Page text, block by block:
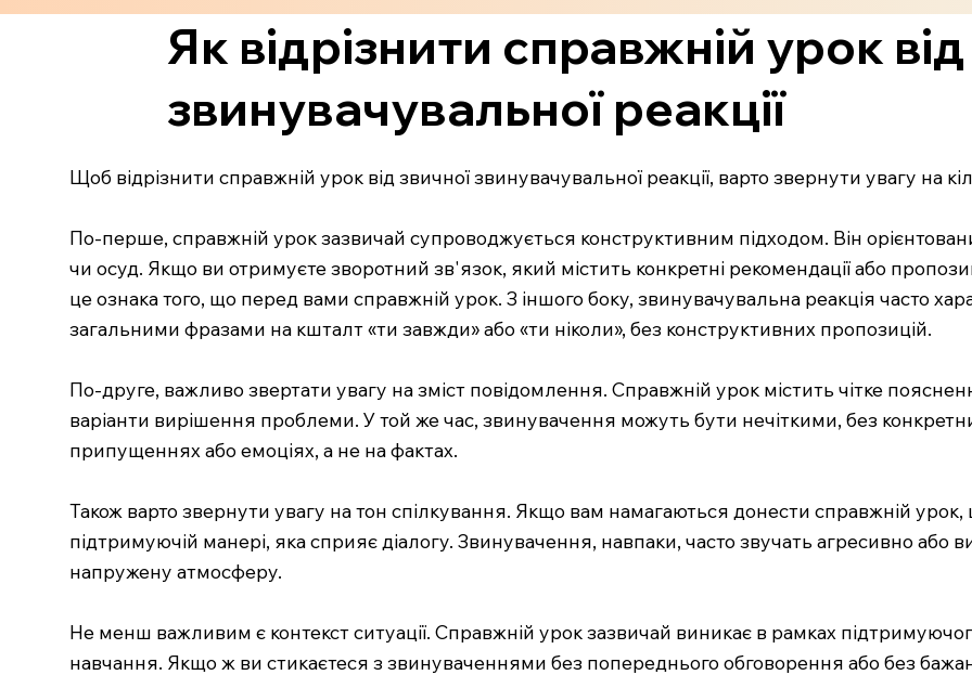
Як відрізнити справжній урок
звинувачувальної реакції
Щоб відрізнити справжній урок від звичної звинувачувальної реакції, варто звернути увагу на
По-перше, справжній урок зазвичай супроводжується конструктивним підходом. Він
чи осуд. Якщо ви отримуєте зворотний зв'язок, який містить конкретні рекомендації або
це ознака того, що перед вами справжній урок. З іншого боку, звинувачувальна реакція часто
загальними фразами на кшталт «ти завжди» або «ти ніколи», без конструктивних пропозицій.
По-друге, важливо звертати увагу на зміст повідомлення. Справжній урок містить чітке
варіанти вирішення проблеми. У той же час, звинувачення можуть бути нечіткими, без
припущеннях або емоціях, а не на фактах.
Також варто звернути увагу на тон спілкування. Якщо вам намагаються донести справжній урок,
підтримуючій манері, яка сприяє діалогу. Звинувачення, навпаки, часто звучать агресивно
напружену атмосферу.
Не менш важливим є контекст ситуації. Справжній урок зазвичай виникає в рамках
навчання. Якщо ж ви стикаєтеся з звинуваченнями без попереднього обговорення або без